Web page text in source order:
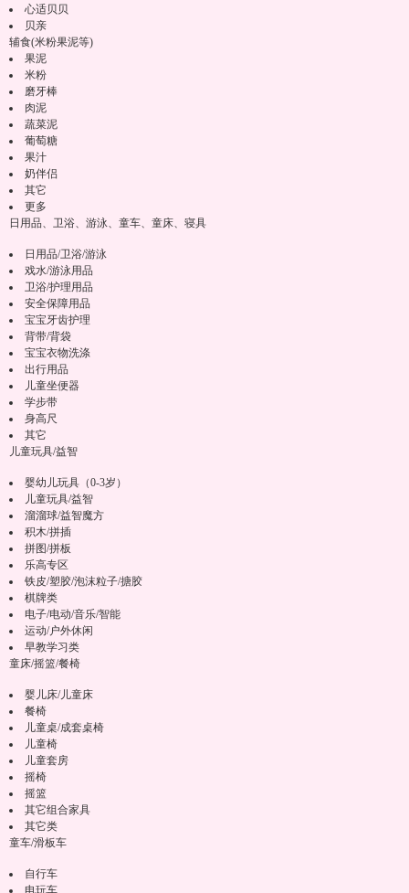
心适贝贝
贝亲
辅食(米粉果泥等)
果泥
米粉
磨牙棒
肉泥
蔬菜泥
葡萄糖
果汁
奶伴侣
其它
更多
日用品、卫浴、游泳、童车、童床、寝具
日用品/卫浴/游泳
戏水/游泳用品
卫浴/护理用品
安全保障用品
宝宝牙齿护理
背带/背袋
宝宝衣物洗涤
出行用品
儿童坐便器
学步带
身高尺
其它
儿童玩具/益智
婴幼儿玩具（0-3岁）
儿童玩具/益智
溜溜球/益智魔方
积木/拼插
拼图/拼板
乐高专区
铁皮/塑胶/泡沫粒子/搪胶
棋牌类
电子/电动/音乐/智能
运动/户外休闲
早教学习类
童床/摇篮/餐椅
婴儿床/儿童床
餐椅
儿童桌/成套桌椅
儿童椅
儿童套房
摇椅
摇篮
其它组合家具
其它类
童车/滑板车
自行车
电玩车